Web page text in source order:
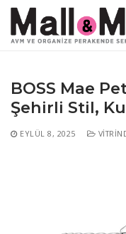
İçeriğe
atla
Arama:
BOSS Mae
Şehirli Stil,
EYLÜL 8, 2025